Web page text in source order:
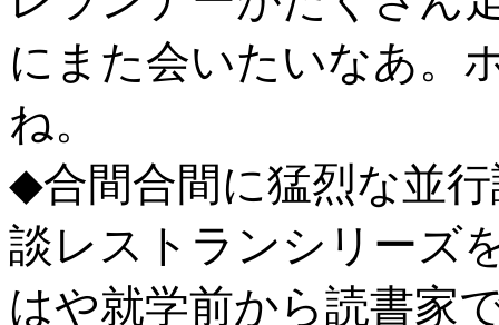
にまた会いたいなあ。
ね。
◆合間合間に猛烈な並
談レストランシリーズ
はや就学前から読書家